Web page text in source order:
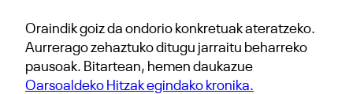
Oraindik goiz da ondorio konkretuak ateratzeko.
Aurrerago zehaztuko ditugu jarraitu beharreko
pausoak. Bitartean, hemen daukazue
Oarsoaldeko Hitzak egindako kronika.